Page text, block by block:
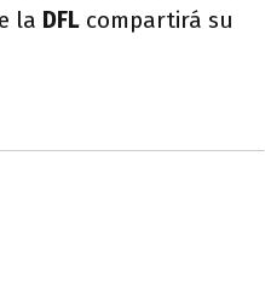
la DFL compartirá su